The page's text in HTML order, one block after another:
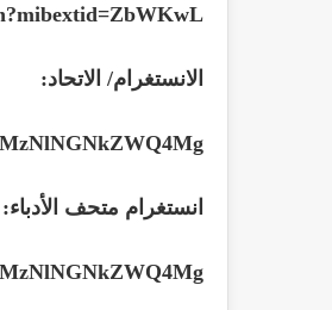
الانستغرام/ الاتحاد:
انستغرام متحف الأدباء: